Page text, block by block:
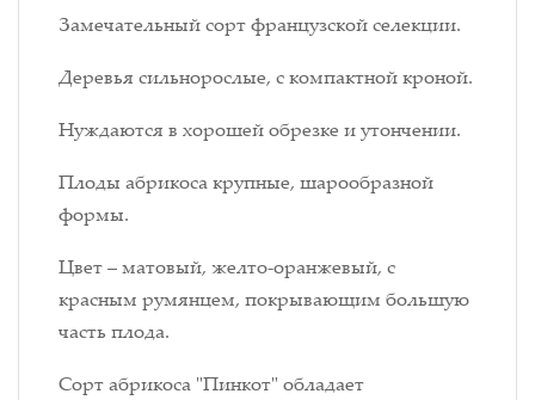
Замечательный сорт французской селекции.
Деревья сильнорослые, с компактной кроной.
Нуждаются в хорошей обрезке и утончении.
Плоды абрикоса крупные, шарообразной
формы.
Цвет – матовый, желто-оранжевый, с
красным румянцем, покрывающим большую
часть плода.
Сорт абрикоса "Пинкот" обладает